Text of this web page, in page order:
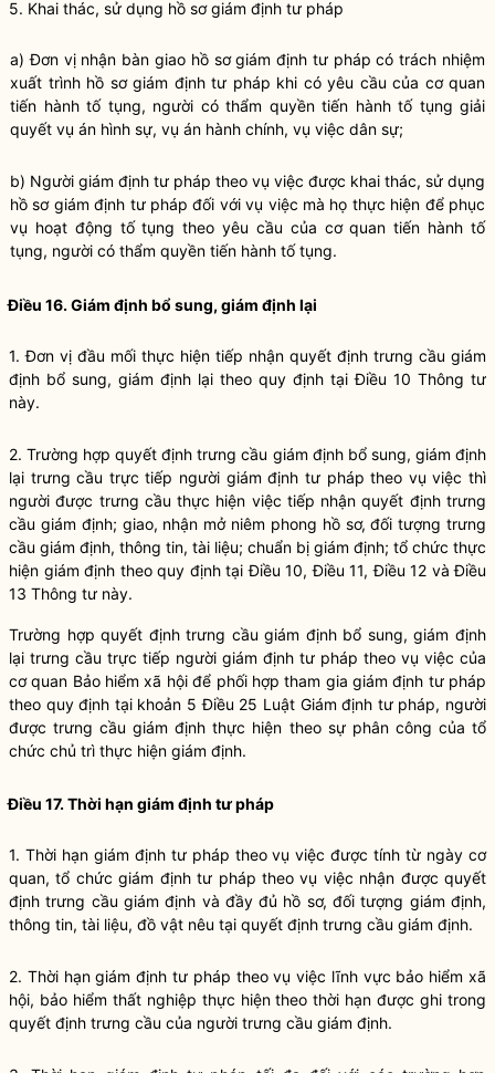
5. Khai thác, sử dụng hồ sơ giám định tư pháp
a) Đơn vị nhận bàn giao hồ sơ giám định tư pháp có trách nhiệm
xuất trình hồ sơ giám định tư pháp khi có yêu cầu của cơ quan
tiến hành tố tụng, người có thẩm quyền tiến hành tố tụng giải
quyết vụ án hình sự, vụ án hành chính, vụ việc dân sự;
b) Người giám định tư pháp theo vụ việc được khai thác, sử dụng
hồ sơ giám định tư pháp đối với vụ việc mà họ thực hiện để phục
vụ hoạt động tố tụng theo yêu cầu của cơ quan tiến hành tố
tụng, người có thẩm quyền tiến hành tố tụng.
Điều 16. Giám định bổ sung, giám định lại
1. Đơn vị đầu mối thực hiện tiếp nhận quyết định trưng cầu giám
định bổ sung, giám định lại theo quy định tại Điều 10 Thông tư
này.
2. Trường hợp quyết định trưng cầu giám định bổ sung, giám định
lại trưng cầu trực tiếp người giám định tư pháp theo vụ việc thì
người được trưng cầu thực hiện việc tiếp nhận quyết định trưng
cầu giám định; giao, nhận mở niêm phong hồ sơ, đối tượng trưng
cầu giám định, thông tin, tài liệu; chuẩn bị giám định; tổ chức thực
hiện giám định theo quy định tại Điều 10, Điều 11, Điều 12 và Điều
13 Thông tư này.
Trường hợp quyết định trưng cầu giám định bổ sung, giám định
lại trưng cầu trực tiếp người giám định tư pháp theo vụ việc của
cơ quan Bảo hiểm xã hội để phối hợp tham gia giám định tư pháp
theo quy định tại khoản 5 Điều 25 Luật Giám định tư pháp, người
được trưng cầu giám định thực hiện theo sự phân công của tổ
chức chủ trì thực hiện giám định.
Điều 17. Thời hạn giám định tư pháp
1. Thời hạn giám định tư pháp theo vụ việc được tính từ ngày cơ
quan, tổ chức giám định tư pháp theo vụ việc nhận được quyết
định trưng cầu giám định và đầy đủ hồ sơ, đối tượng giám định,
thông tin, tài liệu, đồ vật nêu tại quyết định trưng cầu giám định.
2. Thời hạn giám định tư pháp theo vụ việc lĩnh vực bảo hiểm xã
hội, bảo hiểm thất nghiệp thực hiện theo thời hạn được ghi trong
quyết định trưng cầu của người trưng cầu giám định.